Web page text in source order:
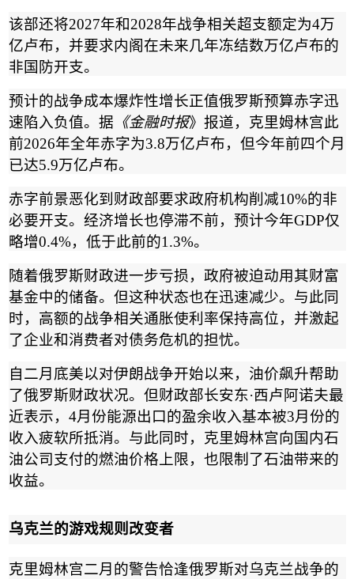
该部还将2027年和2028年战争相关超支额定为4万
亿卢布，并要求内阁在未来几年冻结数万亿卢布的
非国防开支。
预计的战争成本爆炸性增长正值俄罗斯预算赤字迅
速陷入负值。据 《金融时报》报道，克里姆林宫此
前2026年全年赤字为3.8万亿卢布，但今年前四个月
已达5.9万亿卢布。
赤字前景恶化到财政部要求政府机构削减10%的非
必要开支。经济增长也停滞不前，预计今年GDP仅
略增0.4%，低于此前的1.3%。
随着俄罗斯财政进一步亏损，政府被迫动用其财富
基金中的储备。但这种状态也在迅速减少。与此同
时，高额的战争相关通胀使利率保持高位，并激起
了企业和消费者对债务危机的担忧。
自二月底美以对伊朗战争开始以来，油价飙升帮助
了俄罗斯财政状况。但财政部长安东·西卢阿诺夫最
近表示， 4月份能源出口的盈余收入基本被3月份的
收入疲软所抵消。与此同时，克里姆林宫向国内石
油公司支付的燃油价格上限，也限制了石油带来的
收益。
乌克兰的游戏规则改变者
克里姆林宫二月的警告恰逢俄罗斯对乌克兰战争的